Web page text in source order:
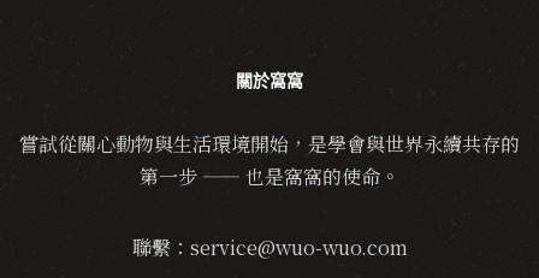
關於窩窩
嘗試從關心動物與生活環境開始，是學會與世界永續共存的
第一步 —— 也是窩窩的使命。
聯繫：service@wuo-wuo.com